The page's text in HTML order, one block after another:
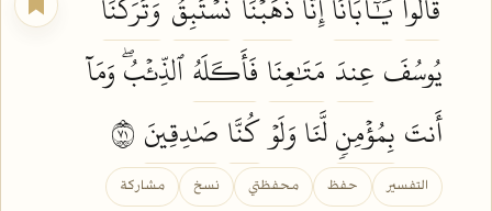
يُوسُفَعِندَ مَتَٰعِنَا فَأَكَلَهُٱلذِّئۡبُۖ وَمَآ
أَنتَ بِمُؤۡمِنٖلَّنَا وَلَوۡكُنَّا صَٰدِقِينَ
التفسير حفظ محفظتي نسخ مشاركة